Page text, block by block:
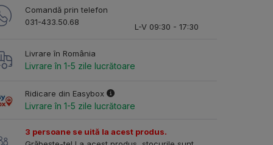
Comandă prin telefon
031-433.50.68
L-V 09:30 - 17:30
Livrare în România
Livrare în 1-5 zile lucrătoare
Ridicare din Easybox
Livrare în 1-5 zile lucrătoare
3 persoane se uită la acest produs.